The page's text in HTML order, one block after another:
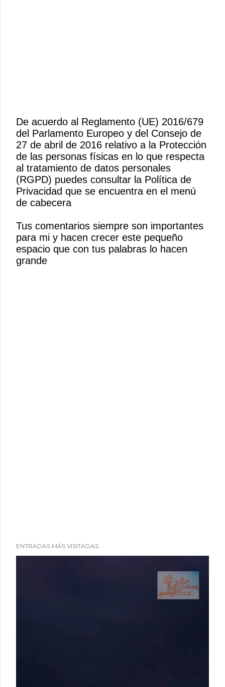
P
u
b
l
i
c
a
u
n
c
o
De acuerdo al Reglamento (UE) 2016/679
del Parlamento Europeo y del Consejo de
27 de abril de 2016 relativo a la Protección
de las personas físicas en lo que respecta
al tratamiento de datos personales
(RGPD) puedes consultar la Política de
Privacidad que se encuentra en el menú
de cabecera
Tus comentarios siempre son importantes
para mi y hacen crecer este pequeño
espacio que con tus palabras lo hacen
grande
ENTRADAS MÁS VISITADAS